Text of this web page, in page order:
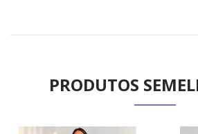
PRODUTOS